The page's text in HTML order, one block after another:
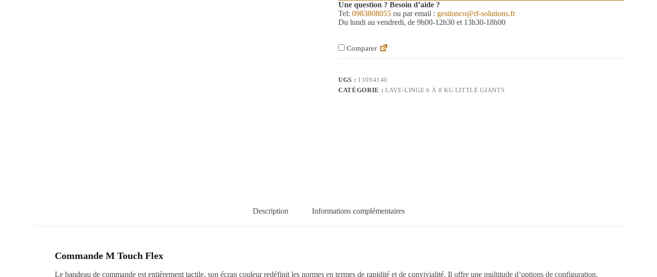
Une question ? Besoin d’aide ?
Tel: 0983808055 ou par email : gestionco@rf-solutions.fr
Du lundi au vendredi, de 9h00-12h30 et 13h30-18h00
Comparer
UGS : 11094140
CATÉGORIE : LAVE-LINGE 6 À 8 KG LITTLE GIANTS
Description Informations complémentaires
Commande M Touch Flex
Le bandeau de commande est entièrement tactile, son écran couleur redéfinit les normes en termes de rapidité et de convivialité. Il offre une multitude d’options de configuration.